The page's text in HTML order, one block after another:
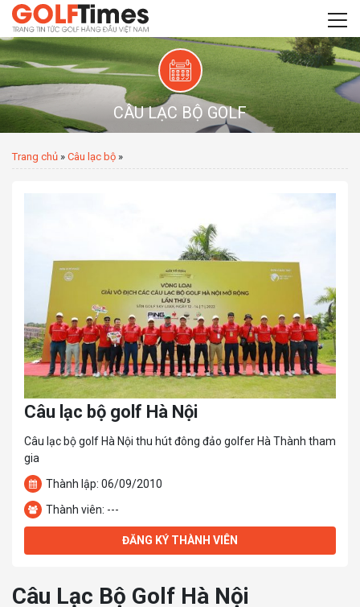
CÂU LẠC BỘ GOLF
Trang chủ » Câu lạc bộ »
Câu lạc bộ golf Hà Nội
Câu lạc bộ golf Hà Nội thu hút đông đảo golfer Hà Thành tham
gia
Thành lập: 06/09/2010
Thành viên: ---
ĐĂNG KÝ THÀNH VIÊN
Câu Lạc Bộ Golf Hà Nội